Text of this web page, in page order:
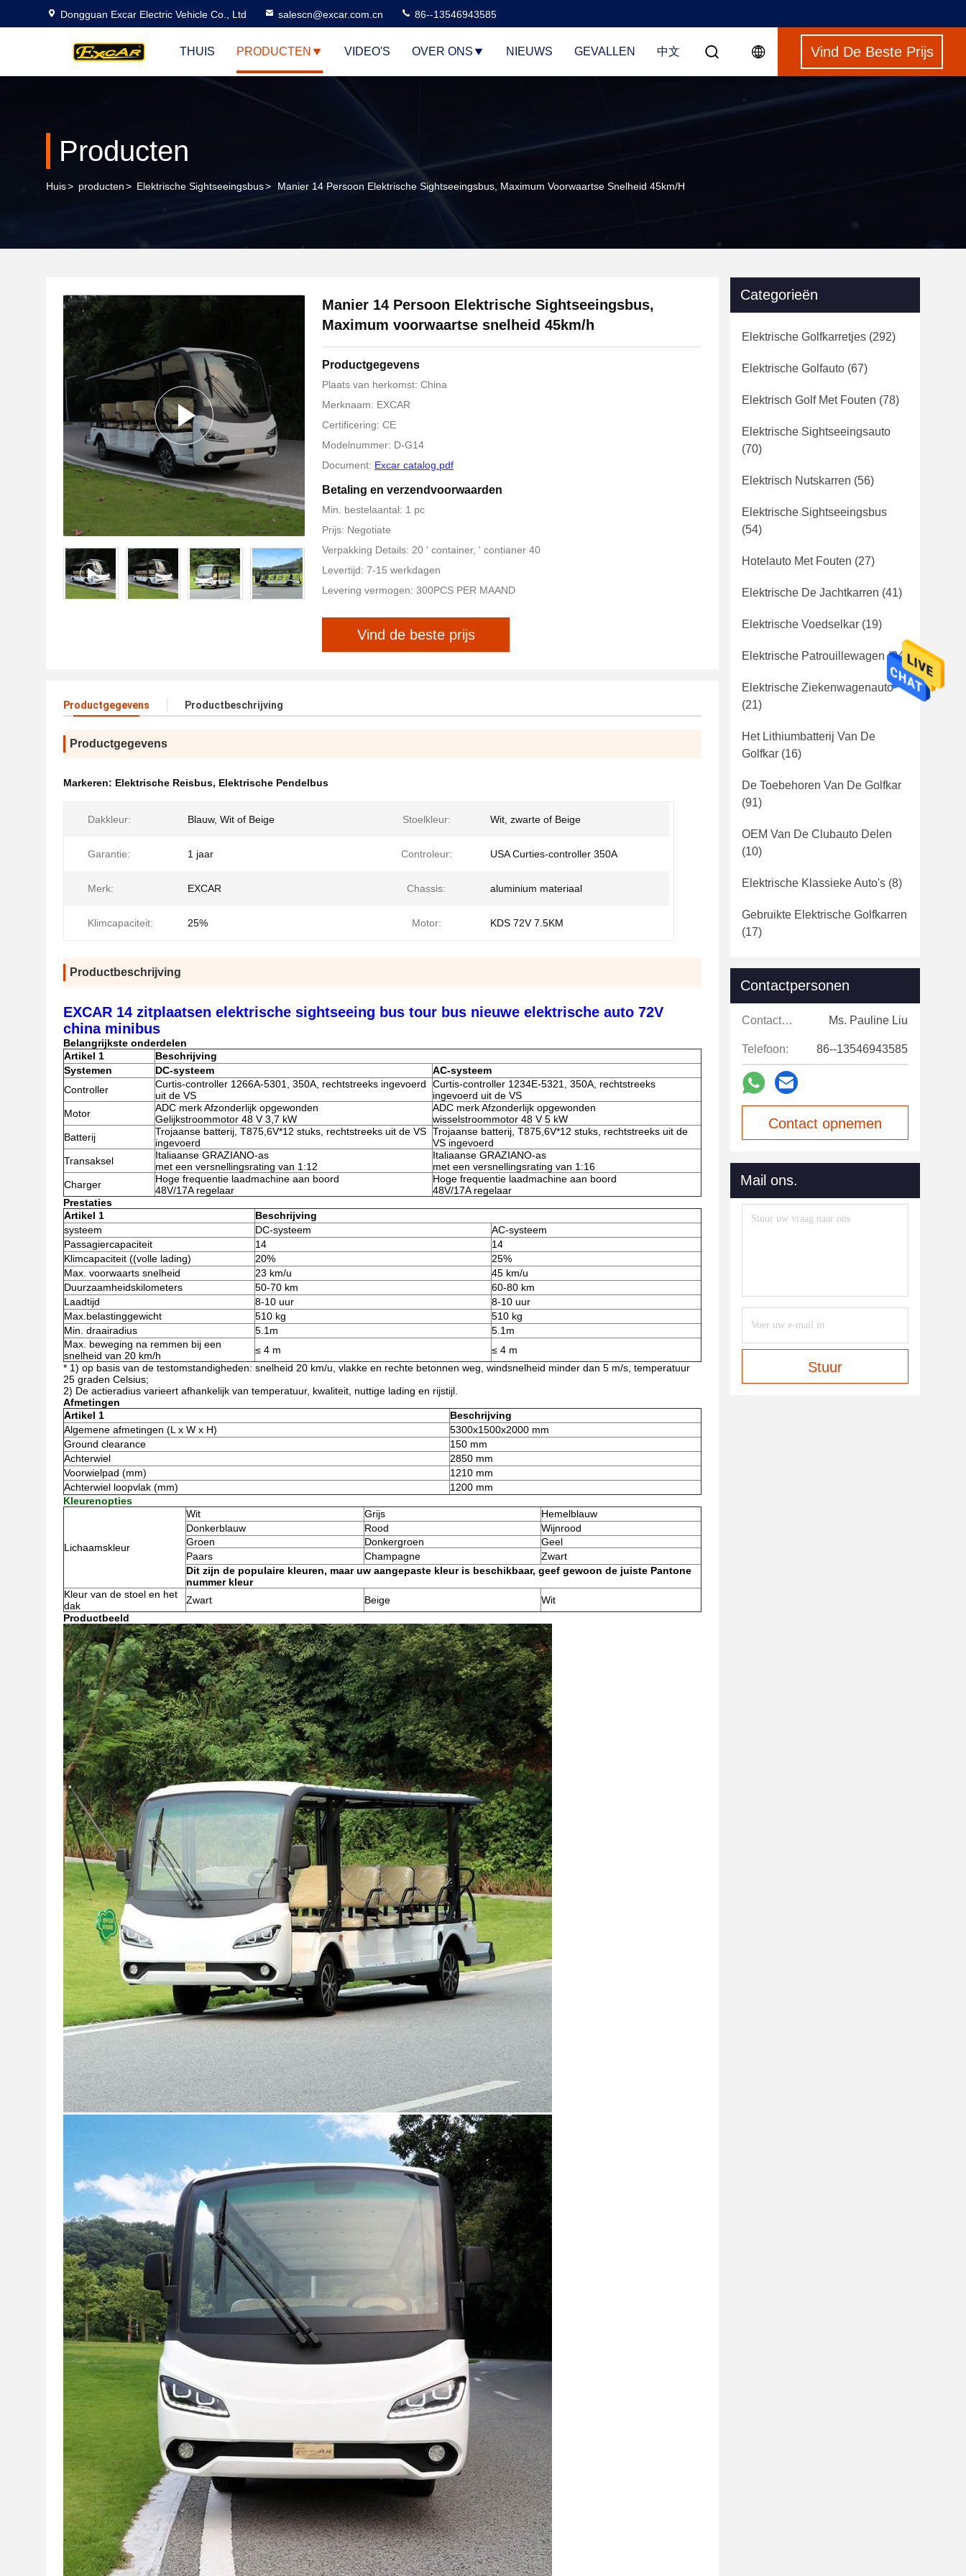
Dongguan Excar Electric Vehicle Co., Ltd salescn@excar.com.cn 86--13546943585
THUIS PRODUCTEN VIDEO'S OVER ONS NIEUWS GEVALLEN 中文 Vind De Beste Prijs
Producten
Huis> producten> Elektrische Sightseeingsbus> Manier 14 Persoon Elektrische Sightseeingsbus, Maximum Voorwaartse Snelheid 45km/h
Manier 14 Persoon Elektrische Sightseeingsbus,
Maximum voorwaartse snelheid 45km/h
Productgegevens
Plaats van herkomst: China
Merknaam: EXCAR
Certificering: CE
Modelnummer: D-G14
Document: Excar catalog.pdf
Betaling en verzendvoorwaarden
Min. bestelaantal: 1 pc
Prijs: Negotiate
Verpakking Details: 20 ' container, ' contianer 40
Levertijd: 7-15 werkdagen
Levering vermogen: 300PCS PER MAAND
Vind de beste prijs
Productgegevens Productbeschrijving
Productgegevens
Markeren: Elektrische Reisbus, Elektrische Pendelbus
Dakkleur: Blauw, Wit of Beige Stoelkleur: Wit, zwarte of Beige
Garantie: 1 jaar Controleur: USA Curties-controller 350A
Merk: EXCAR Chassis: aluminium materiaal
Klimcapaciteit: 25% Motor: KDS 72V 7.5KM
Productbeschrijving
EXCAR 14 zitplaatsen elektrische sightseeing bus tour bus nieuwe elektrische auto 72V
china minibus
Belangrijkste onderdelen
Artikel 1
Beschrijving
Systemen
DC-systeem
AC-systeem
Controller
Curtis-controller 1266A-5301, 350A, rechtstreeks ingevoerd
uit de VS
Curtis-controller 1234E-5321, 350A, rechtstreeks
ingevoerd uit de VS
Motor
ADC merk Afzonderlijk opgewonden
Gelijkstroommotor 48 V 3,7 kW
ADC merk Afzonderlijk opgewonden
wisselstroommotor 48 V 5 kW
Batterij
Trojaanse batterij, T875,6V*12 stuks, rechtstreeks uit de VS
ingevoerd
Trojaanse batterij, T875,6V*12 stuks, rechtstreeks uit de
VS ingevoerd
Transaksel
Italiaanse GRAZIANO-as
met een versnellingsrating van 1:12
Italiaanse GRAZIANO-as
met een versnellingsrating van 1:16
Charger
Hoge frequentie laadmachine aan boord
48V/17A regelaar
Hoge frequentie laadmachine aan boord
48V/17A regelaar
Prestaties
Artikel 1
Beschrijving
systeem
DC-systeem
AC-systeem
Passagiercapaciteit
14
14
Klimcapaciteit ((volle lading)
20%
25%
Max. voorwaarts snelheid
23 km/u
45 km/u
Duurzaamheidskilometers
50-70 km
60-80 km
Laadtijd
8-10 uur
8-10 uur
Max.belastinggewicht
510 kg
510 kg
Min. draairadius
5.1m
5.1m
Max. beweging na remmen bij een
snelheid van 20 km/h
≤ 4 m
≤ 4 m
* 1) op basis van de testomstandigheden: snelheid 20 km/u, vlakke en rechte betonnen weg, windsnelheid minder dan 5 m/s, temperatuur
25 graden Celsius;
2) De actieradius varieert afhankelijk van temperatuur, kwaliteit, nuttige lading en rijstijl.
Afmetingen
Artikel 1
Beschrijving
Algemene afmetingen (L x W x H)
5300x1500x2000 mm
Ground clearance
150 mm
Achterwiel
2850 mm
Voorwielpad (mm)
1210 mm
Achterwiel loopvlak (mm)
1200 mm
Kleurenopties
Lichaamskleur
Wit Grijs
Hemelblauw
Donkerblauw
Rood
Wijnrood
Groen
Donkergroen
Geel
Paars
Champagne
Zwart
Dit zijn de populaire kleuren, maar uw aangepaste kleur is beschikbaar, geef gewoon de juiste Pantone
nummer kleur
Kleur van de stoel en het
dak
Zwart Beige
Wit
Productbeeld
Categorieën
Elektrische Golfkarretjes (292)
Elektrische Golfauto (67)
Elektrisch Golf Met Fouten (78)
Elektrische Sightseeingsauto
(70)
Elektrisch Nutskarren (56)
Elektrische Sightseeingsbus
(54)
Hotelauto Met Fouten (27)
Elektrische De Jachtkarren (41)
Elektrische Voedselkar (19)
Elektrische Patrouillewagen (24)
Elektrische Ziekenwagenauto
(21)
Het Lithiumbatterij Van De
Golfkar (16)
De Toebehoren Van De Golfkar
(91)
OEM Van De Clubauto Delen
(10)
Elektrische Klassieke Auto's (8)
Gebruikte Elektrische Golfkarren
(17)
Contactpersonen
Contactpersonen: Ms. Pauline Liu
Telefoon: 86--13546943585
Contact opnemen
Mail ons.
Stuur